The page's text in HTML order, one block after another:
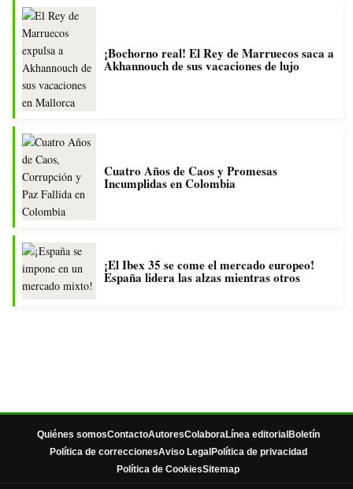
¡Bochorno real! El Rey de Marruecos saca a
Akhannouch de sus vacaciones de lujo
Cuatro Años de Caos y Promesas
Incumplidas en Colombia
¡El Ibex 35 se come el mercado europeo!
España lidera las alzas mientras otros
Quiénes somosContactoAutoresColaboraLínea editorial Boletín
Política de correccionesAviso Legal Política de privacidad
Política de CookiesSitemap